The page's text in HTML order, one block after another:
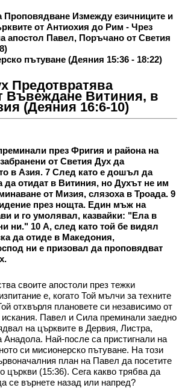
Измежду езичниците и
от Антиохия до Рим - Чрез
апостол Павел, Поръчано от Светия
пътуване (Деяния 15:36 - 18:22)
Предотвратява
Въвеждане Витиния, в
(Деяния 16:6-10)
през Фригия и района на
от Светия Дух да
в Азия. 7 След като е дошъл да
да отидат в Витиния, но Духът не им
от Мизия, слязоха в Троада. 9
през нощта. Един мъж на
и го умолявал, казвайки: "Ела в
ни." 10 А, след като той бе видял
да отиде в Македония,
ни е призовал да проповядват
своите апостоли през тежки
е, когато Той мълчи за техните
отхвърля плановете си независимо от
искания. Павел и Сила преминали заедно
на църквите в Дервия, Листра,
Анадола. Най-после са пристигнали на
си мисионерско пътуване. На този
план на Павел да посетите
църкви (15:36). Сега какво трябва да
се върнете назад или напред?